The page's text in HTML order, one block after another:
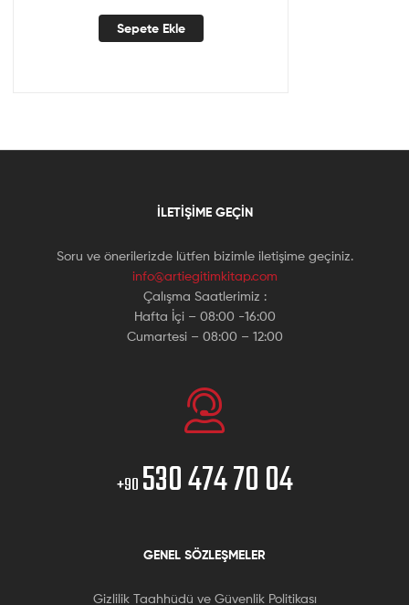
Sepete Ekle
İLETIŞIME GEÇIN
Soru ve önerilerizde lütfen bizimle iletişime geçiniz.
info@artiegitimkitap.com
Çalışma Saatlerimiz :
Hafta İçi – 08:00 -16:00
Cumartesi – 08:00 – 12:00
+90 530 474 70 04
GENEL SÖZLEŞMELER
Gizlilik Taahhüdü ve Güvenlik Politikası